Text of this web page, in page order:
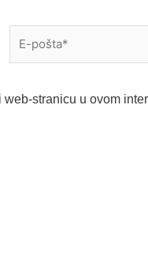
pošta*
web-stranicu u ovom